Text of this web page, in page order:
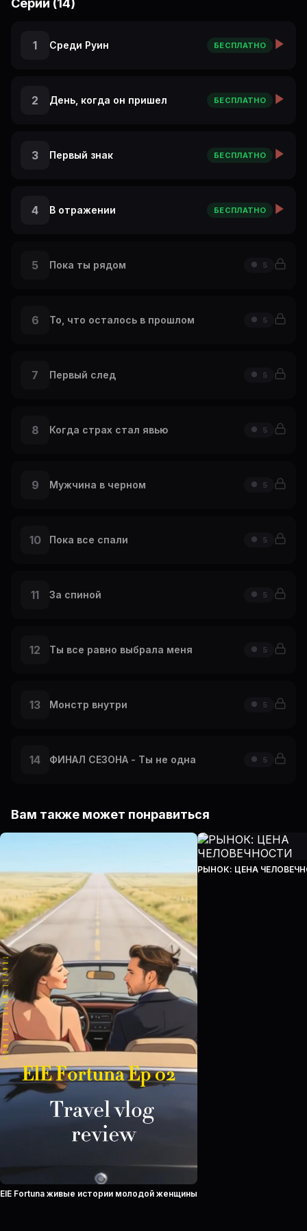
что начало происходить в их тихом городке. Кто он?
Серии (14)
1 Среди Руин БЕСПЛАТНО
2 День, когда он пришел БЕСПЛАТНО
3 Первый знак БЕСПЛАТНО
4 В отражении БЕСПЛАТНО
5 Пока ты рядом 5
6 То, что осталось в прошлом 5
7 Первый след 5
8 Когда страх стал явью 5
9 Мужчина в черном 5
10 Пока все спали 5
11 За спиной 5
12 Ты все равно выбрала меня 5
13 Монстр внутри 5
14 ФИНАЛ СЕЗОНА - Ты не одна 5
Вам также может понравиться
ElE Fortuna живые истории молодой женщины
РЫНОК: ЦЕНА